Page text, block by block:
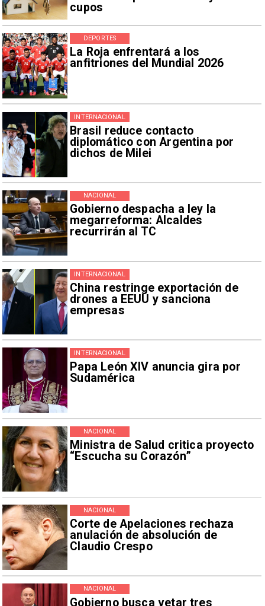
cupos
La Roja enfrentará a los
anfitriones del Mundial 2026
DEPORTES
Brasil reduce contacto
diplomático con Argentina por
dichos de Milei
INTERNACIONAL
Gobierno despacha a ley la
megarreforma: Alcaldes
recurrirán al TC
NACIONAL
China restringe exportación de
drones a EEUU y sanciona
empresas
INTERNACIONAL
Papa León XIV anuncia gira por
Sudamérica
INTERNACIONAL
Ministra de Salud critica proyecto
“Escucha su Corazón”
NACIONAL
Corte de Apelaciones rechaza
anulación de absolución de
Claudio Crespo
NACIONAL
Gobierno busca vetar tres
NACIONAL